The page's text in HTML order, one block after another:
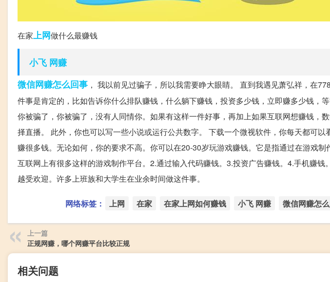
在家上网做什么最赚钱
小飞 网赚
微信网赚怎么回事 ， 我以前见过骗子，所以我需要睁大眼睛。 直到我遇见萧弘祥，在
件事是肯定的，比如告诉你什么排队赚钱，什么躺下赚钱，投资多少钱，立即赚多少钱，
你被骗了，你被骗了，没有人同情你。如果有这样一件好事，再加上如果互联网想赚钱，
择直播。 此外，你也可以写一些小说或运行公共数字。 下载一个微视软件，你每天都可
赚很多钱。无论如何，你的要求不高。你可以在20-30岁玩游戏赚钱。它是指通过在游戏
互联网上有很多这样的游戏制作平台。2.通过输入代码赚钱。3.投资广告赚钱。4.手机赚
越受欢迎。许多上班族和大学生在业余时间做这件事。
网络标签： 上网 在家 在家上网如何赚钱 小飞 网赚 微信网赚怎
上一篇
正规网赚，哪个网赚平台比较正规
相关问题